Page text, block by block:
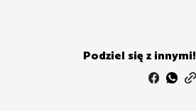
Podziel się z innymi!